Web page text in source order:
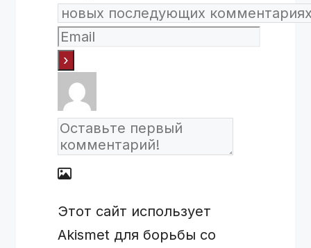
Этот сайт использует
Akismet для борьбы со